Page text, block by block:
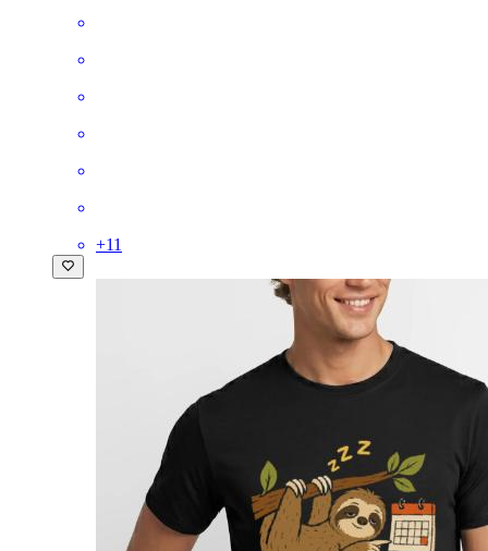
+11